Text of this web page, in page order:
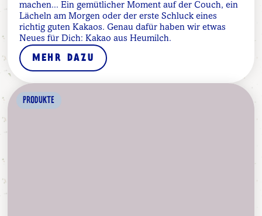
machen... Ein gemütlicher Moment auf der Couch, ein
Lächeln am Morgen oder der erste Schluck eines
richtig guten Kakaos. Genau dafür haben wir etwas
Neues für Dich: Kakao aus Heumilch.
MEHR DAZU
PRODUKTE